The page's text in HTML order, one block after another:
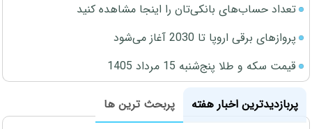
تعداد حساب‌های بانکی‌تان را اینجا مشاهده کنید
پروازهای برقی اروپا تا 2030 آغاز می‌شود
قیمت سکه و طلا پنج‌شنبه 15 مرداد 1405
پربازدیدترین اخبار هفته
پربحث ترین ها